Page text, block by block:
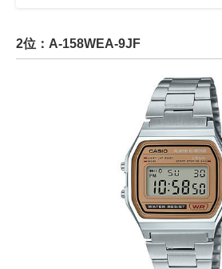
2位：A-158WEA-9JF